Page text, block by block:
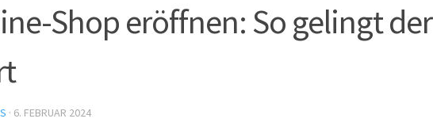
Shop eröffnen: So gelingt der
· 6. FEBRUAR 2024